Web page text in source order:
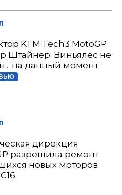
KTM Tech3 MotoGP
Штайнер: Виньялес не
на данный момент
дирекция
разрешила ремонт
новых моторов